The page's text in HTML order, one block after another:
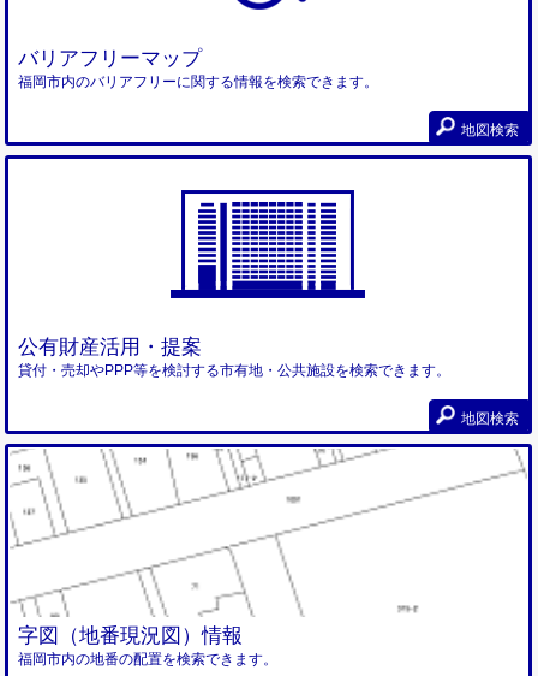
バリアフリーマップ
福岡市内のバリアフリーに関する情報を検索できます。
地図検索
公有財産活用・提案
貸付・売却やPPP等を検討する市有地・公共施設を検索できます。
地図検索
字図（地番現況図）情報
福岡市内の地番の配置を検索できます。